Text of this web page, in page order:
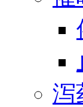
泻